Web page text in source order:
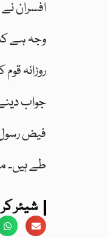
افسران
وجہ ہے
روزانہ
جواب
فیض
طے ہیں۔
شیئر